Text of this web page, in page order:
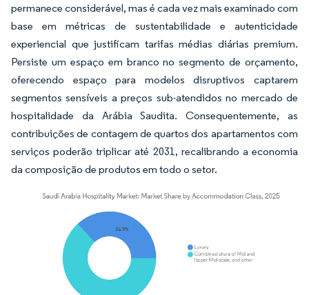
permanece considerável, mas é cada vez mais examinado com
base em métricas de sustentabilidade e autenticidade
experiencial que justificam tarifas médias diárias premium.
Persiste um espaço em branco no segmento de orçamento,
oferecendo espaço para modelos disruptivos captarem
segmentos sensíveis a preços sub-atendidos no mercado de
hospitalidade da Arábia Saudita. Consequentemente, as
contribuições de contagem de quartos dos apartamentos com
serviços poderão triplicar até 2031, recalibrando a economia
da composição de produtos em todo o setor.